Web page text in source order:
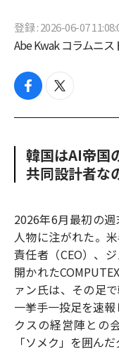
登録 : 2026-06-07
Abe Kwak コラムニス
f
c
o
o
k
t
i
e
r
韓国はAI帝国
共同設計者な
2026年6月最初の
人物に注がれた。
責任者（CEO）、
開かれた
ァン氏は、その足
一挙手一投足を速
クスの経営陣との
「ソメク」を囲ん